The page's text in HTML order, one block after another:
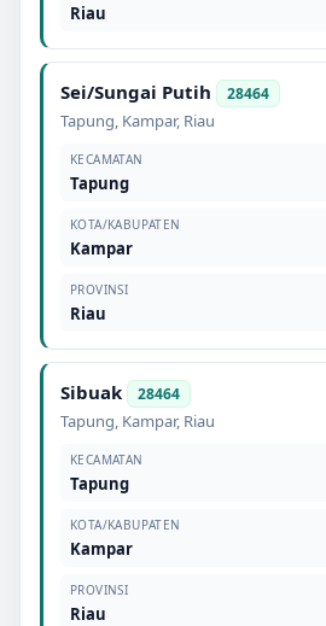
Riau
Sei/Sungai Putih 28464
Tapung, Kampar, Riau
KECAMATAN
Tapung
KOTA/KABUPATEN
Kampar
PROVINSI
Riau
Sibuak 28464
Tapung, Kampar, Riau
KECAMATAN
Tapung
KOTA/KABUPATEN
Kampar
PROVINSI
Riau